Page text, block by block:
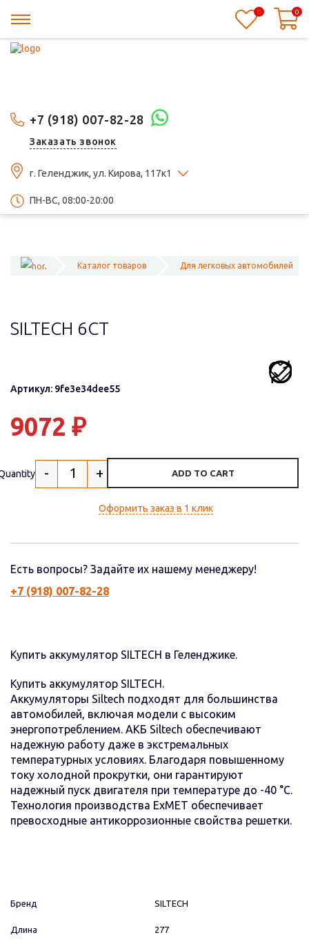
+7 (918) 007-82-28
Заказать звонок
г. Геленджик, ул. Кирова, 117к1
ПН-ВС, 08:00-20:00
0 0
Каталог товаров Для легковых автомобилей
SILTECH 6СТ
Артикул: 9fe3e34dee55
9072 ₽
- + ADD TO CART
Оформить заказ в 1 клик
Есть вопросы? Задайте их нашему менеджеру!
+7 (918) 007-82-28
Купить аккумулятор SILTECH в Геленджике.
Купить аккумулятор SILTECH.
Аккумуляторы Siltech подходят для большинства
автомобилей, включая модели с высоким
энергопотреблением. АКБ Siltech обеспечивают
надежную работу даже в экстремальных
температурных условиях. Благодаря повышенному
току холодной прокрутки, они гарантируют
надежный пуск двигателя при температуре до -40 °C.
Технология производства ExMET обеспечивает
превосходные антикоррозионные свойства решетки.
Бренд SILTECH
Длина 277